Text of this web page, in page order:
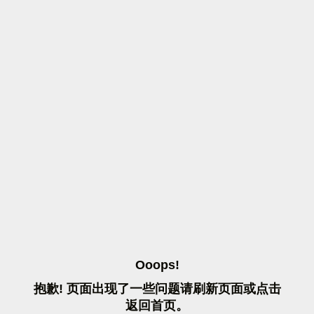
OOOPS!
抱歉! 页面出现了一些问题请刷 新页面或点击
返 回首页。